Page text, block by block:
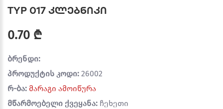
TYP 017 კლებნიკი
0.70 ₾
ბრენდი:
პროდუქტის კოდი: 26002
რ-ბა: მარაგი ამოიწურა
მწარმოებელი ქვეყანა: ჩეხეთი